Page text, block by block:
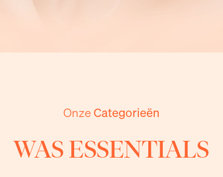
Onze Categorieën
WAS ESSENTIALS